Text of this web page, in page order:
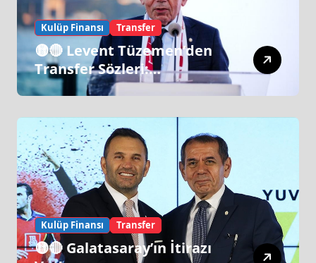
Kulüp Finansı Transfer
🟡🔴 Levent Tüzemen’den
Transfer Sözleri:
“Galatasaray’ın Zirve
Kulüp Finansı Transfer
🟡🔴 Galatasaray’ın İtirazı